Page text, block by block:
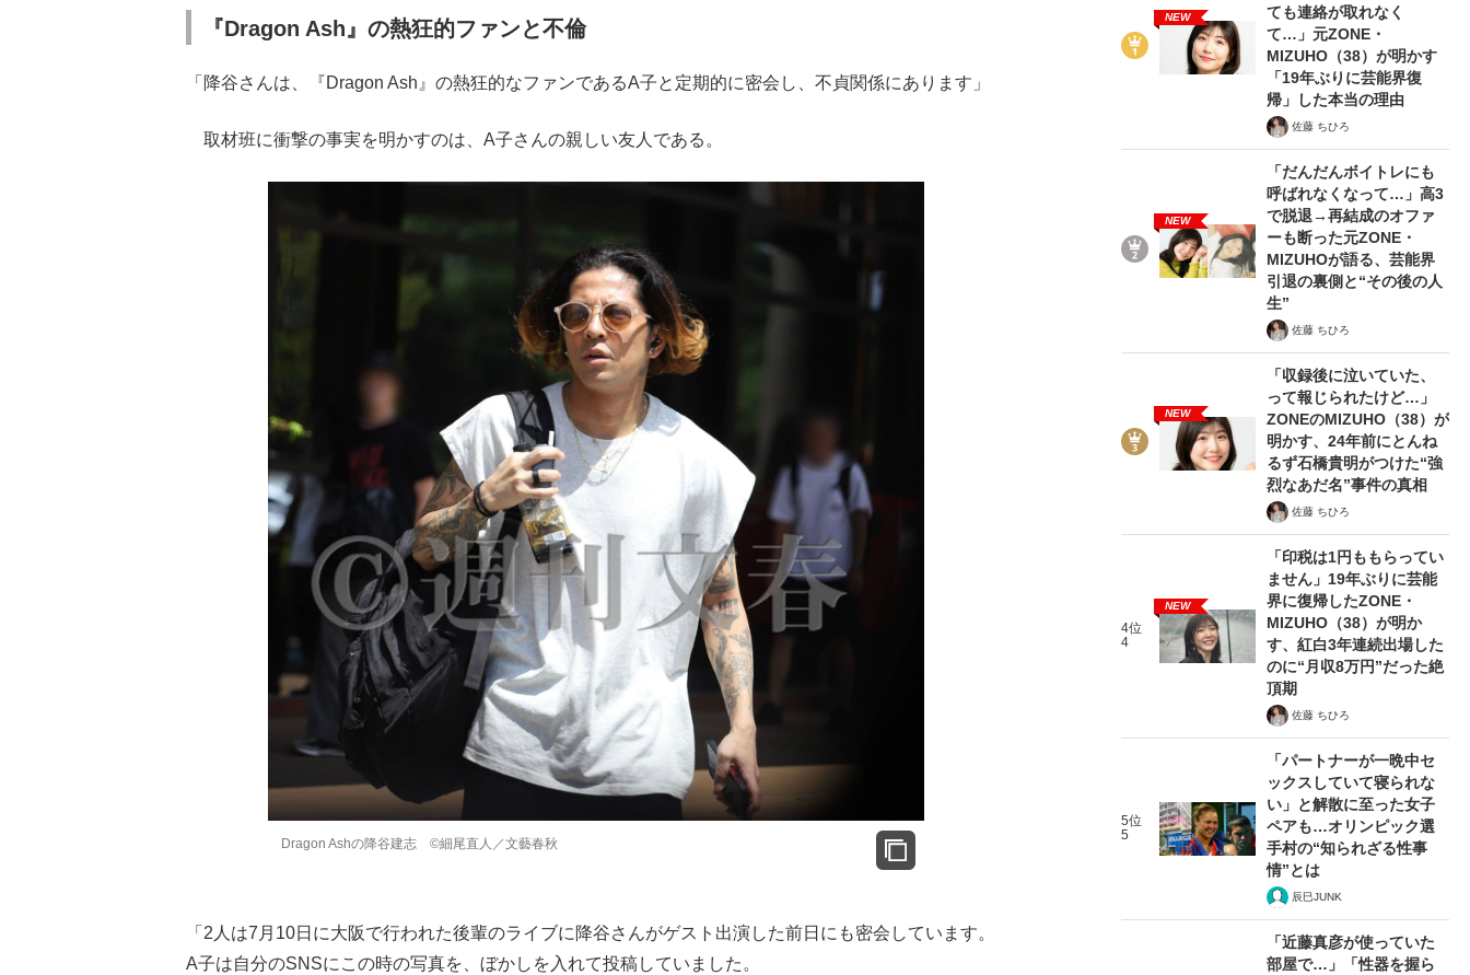
『Dragon Ash』の熱狂的ファンと不倫
「降谷さんは、『Dragon Ash』の熱狂的なファンであるA子と定期的に密会し、不貞関係にあります」
取材班に衝撃の事実を明かすのは、A子さんの親しい友人である。
Dragon Ashの降谷建志 ©細尾直人／文藝春秋
「2人は7月10日に大阪で行われた後輩のライブに降谷さんがゲスト出演した前日にも密会しています。
A子は自分のSNSにこの時の写真を、ぼかしを入れて投稿していました。
NEW
ても連絡が取れなく
て…」元ZONE・
MIZUHO（38）が明かす
「19年ぶりに芸能界復
帰」した本当の理由
佐藤 ちひろ
NEW
「だんだんボイトレにも
呼ばれなくなって…」高3
で脱退→再結成のオファ
ーも断った元ZONE・
MIZUHOが語る、芸能界
引退の裏側と“その後の人
生”
佐藤 ちひろ
NEW
「収録後に泣いていた、
って報じられたけど…」
ZONEのMIZUHO（38）が
明かす、24年前にとんね
るず石橋貴明がつけた“強
烈なあだ名”事件の真相
佐藤 ちひろ
4位
4
NEW
「印税は1円ももらってい
ません」19年ぶりに芸能
界に復帰したZONE・
MIZUHO（38）が明か
す、紅白3年連続出場した
のに“月収8万円”だった絶
頂期
佐藤 ちひろ
5位
5
「パートナーが一晩中セ
ックスしていて寝られな
い」と解散に至った女子
ペアも…オリンピック選
手村の“知られざる性事
情”とは
辰巳JUNK
「近藤真彦が使っていた
部屋で…」「性器を握ら